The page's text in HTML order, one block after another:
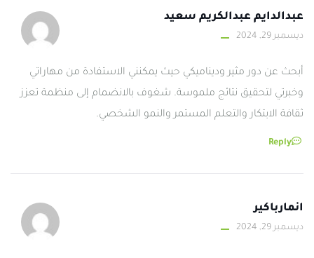
عبدالدايم عبدالكريم سعيد
ديسمبر 29, 2024
أبحث عن دور مثير وديناميكي حيث يمكنني الاستفادة من مهاراتي
وخبرتي لتحقيق نتائج ملموسة. شغوف بالانضمام إلى منظمة تعزز
ثقافة الابتكار والتعلم المستمر والنمو الشخصي.
Reply
انمارباكير
ديسمبر 29, 2024